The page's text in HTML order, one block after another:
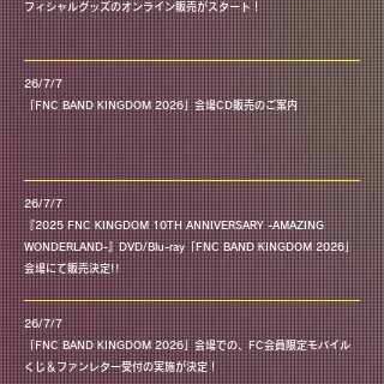
フィシャルグッズのオンライン販売がスタート！
26/7/7
「FNC BAND KINGDOM 2026」会場CD販売のご案内
「FNC BAND KINGDOM 2026」会場CD販売のご案内
26/7/7
『2025 FNC KINGDOM 10TH ANNIVERSARY -AMAZING
WONDERLAND-』DVD/Blu-ray「FNC BAND KINGDOM 2026」
会場にて販売決定!!
『2025 FNC KINGDOM 10TH ANNIVERSARY -AMAZING WONDERLAND-』DVD/Blu-ray「FNC BAND KINGDOM 2026」会場にて販売決定!!
26/7/7
「FNC BAND KINGDOM 2026」会場での、FC会員限定モバイル
くじ＆ファンレター受付の実施が決定！
「FNC BAND KINGDOM 2026」会場での、FC会員限定モバイルくじ＆ファンレター受付の実施が決定！